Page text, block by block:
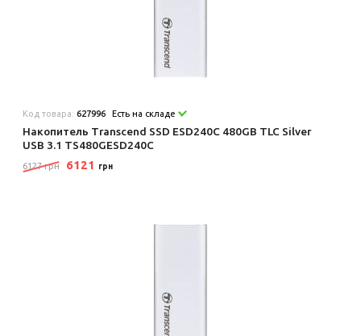
Код товара:627996 Есть на складе
Накопитель Transcend SSD ESD240C 480GB TLC Silver
USB 3.1 TS480GESD240C
6127 грн 6121 грн